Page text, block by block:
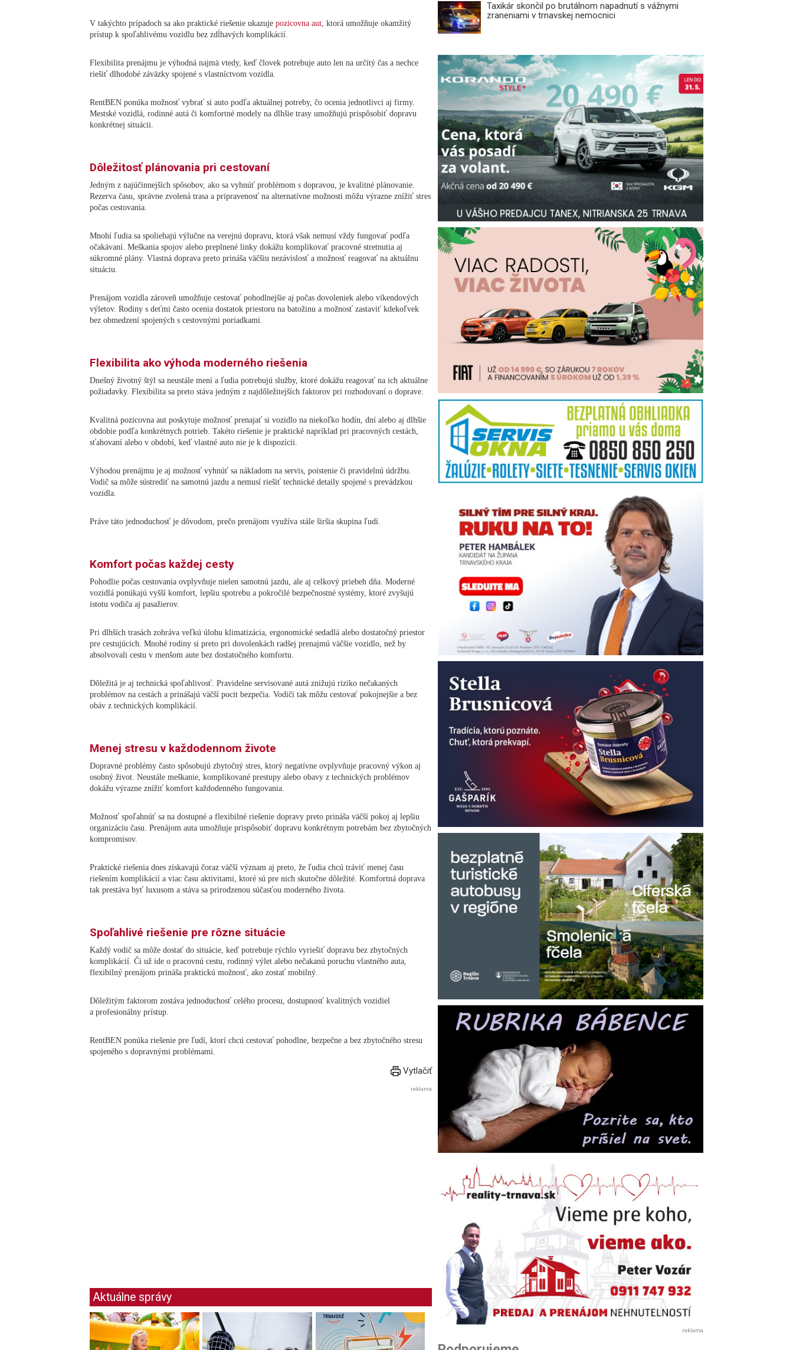
V takýchto prípadoch sa ako praktické riešenie ukazuje pozicovna aut , ktorá umožňuje okamžitý
prístup k spoľahlivému vozidlu bez zdĺhavých komplikácií.
Flexibilita prenájmu je výhodná najmä vtedy, keď človek potrebuje auto len na určitý čas a nechce
riešiť dlhodobé záväzky spojené s vlastníctvom vozidla.
RentBEN ponúka možnosť vybrať si auto podľa aktuálnej potreby, čo ocenia jednotlivci aj firmy.
Mestské vozidlá, rodinné autá či komfortné modely na dlhšie trasy umožňujú prispôsobiť dopravu
konkrétnej situácii.
Dôležitosť plánovania pri cestovaní
Jedným z najúčinnejších spôsobov, ako sa vyhnúť problémom s dopravou, je kvalitné plánovanie.
Rezerva času, správne zvolená trasa a pripravenosť na alternatívne možnosti môžu výrazne znížiť stres
počas cestovania.
Mnohí ľudia sa spoliehajú výlučne na verejnú dopravu, ktorá však nemusí vždy fungovať podľa
očakávaní. Meškania spojov alebo preplnené linky dokážu komplikovať pracovné stretnutia aj
súkromné plány. Vlastná doprava preto prináša väčšiu nezávislosť a možnosť reagovať na aktuálnu
situáciu.
Prenájom vozidla zároveň umožňuje cestovať pohodlnejšie aj počas dovoleniek alebo víkendových
výletov. Rodiny s deťmi často ocenia dostatok priestoru na batožinu a možnosť zastaviť kdekoľvek
bez obmedzení spojených s cestovnými poriadkami.
Flexibilita ako výhoda moderného riešenia
Dnešný životný štýl sa neustále mení a ľudia potrebujú služby, ktoré dokážu reagovať na ich aktuálne
požiadavky. Flexibilita sa preto stáva jedným z najdôležitejších faktorov pri rozhodovaní o doprave.
Kvalitná pozicovna aut poskytuje možnosť prenajať si vozidlo na niekoľko hodín, dní alebo aj dlhšie
obdobie podľa konkrétnych potrieb. Takéto riešenie je praktické napríklad pri pracovných cestách,
sťahovaní alebo v období, keď vlastné auto nie je k dispozícii.
Výhodou prenájmu je aj možnosť vyhnúť sa nákladom na servis, poistenie či pravidelnú údržbu.
Vodič sa môže sústrediť na samotnú jazdu a nemusí riešiť technické detaily spojené s prevádzkou
vozidla.
Práve táto jednoduchosť je dôvodom, prečo prenájom využíva stále širšia skupina ľudí.
Komfort počas každej cesty
Pohodlie počas cestovania ovplyvňuje nielen samotnú jazdu, ale aj celkový priebeh dňa. Moderné
vozidlá ponúkajú vyšší komfort, lepšiu spotrebu a pokročilé bezpečnostné systémy, ktoré zvyšujú
istotu vodiča aj pasažierov.
Pri dlhších trasách zohráva veľkú úlohu klimatizácia, ergonomické sedadlá alebo dostatočný priestor
pre cestujúcich. Mnohé rodiny si preto pri dovolenkách radšej prenajmú väčšie vozidlo, než by
absolvovali cestu v menšom aute bez dostatočného komfortu.
Dôležitá je aj technická spoľahlivosť. Pravidelne servisované autá znižujú riziko nečakaných
problémov na cestách a prinášajú väčší pocit bezpečia. Vodiči tak môžu cestovať pokojnejšie a bez
obáv z technických komplikácií.
Menej stresu v každodennom živote
Dopravné problémy často spôsobujú zbytočný stres, ktorý negatívne ovplyvňuje pracovný výkon aj
osobný život. Neustále meškanie, komplikované prestupy alebo obavy z technických problémov
dokážu výrazne znížiť komfort každodenného fungovania.
Možnosť spoľahnúť sa na dostupné a flexibilné riešenie dopravy preto prináša väčší pokoj aj lepšiu
organizáciu času. Prenájom auta umožňuje prispôsobiť dopravu konkrétnym potrebám bez zbytočných
kompromisov.
Praktické riešenia dnes získavajú čoraz väčší význam aj preto, že ľudia chcú tráviť menej času
riešením komplikácií a viac času aktivitami, ktoré sú pre nich skutočne dôležité. Komfortná doprava
tak prestáva byť luxusom a stáva sa prirodzenou súčasťou moderného života.
Spoľahlivé riešenie pre rôzne situácie
Každý vodič sa môže dostať do situácie, keď potrebuje rýchlo vyriešiť dopravu bez zbytočných
komplikácií. Či už ide o pracovnú cestu, rodinný výlet alebo nečakanú poruchu vlastného auta,
flexibilný prenájom prináša praktickú možnosť, ako zostať mobilný.
Dôležitým faktorom zostáva jednoduchosť celého procesu, dostupnosť kvalitných vozidiel
a profesionálny prístup.
RentBEN ponúka riešenie pre ľudí, ktorí chcú cestovať pohodlne, bezpečne a bez zbytočného stresu
spojeného s dopravnými problémami.
Vytlačiť
reklama
Aktuálne správy
Taxikár skončil po brutálnom napadnutí s vážnymi
zraneniami v trnavskej nemocnici
reklama